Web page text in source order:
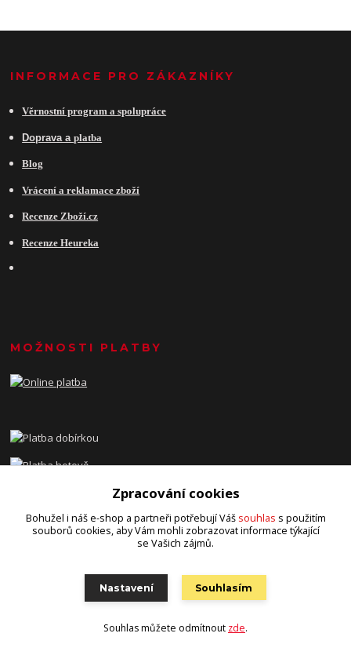
INFORMACE PRO ZÁKAZNÍKY
Věrnostní program a spolupráce
Doprava aplatba
Blog
Vrácení a reklamace zboží
Recenze Zboží.cz
Recenze Heureka
MOŽNOSTI PLATBY
KDE NÁS NAJDETE
Jihlava/Polná - konkrétní místo a čas po domluvě
Zpracování cookies
Bohužel i náš e-shop a partneři potřebují Váš souhlas s použitím
souborů cookies, aby Vám mohli zobrazovat informace týkající
se Vašich zájmů.
Nastavení Souhlasím
Souhlas můžete odmítnout zde.